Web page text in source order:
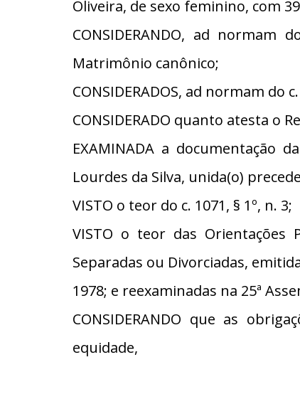
Oliveira, de sexo feminino, com
CONSIDERANDO, ad
Matrimônio canônico;
CONSIDERADOS, ad normam do
CONSIDERADO quanto atesta o
EXAMINADA a documentação
Lourdes da Silva, unida(o)
VISTO o teor do c. 1071, § 1º, n. 3;
VISTO o teor das Orientações
Separadas ou Divorciadas,
1978; e reexaminadas na 25ª
CONSIDERANDO que as
equidade,